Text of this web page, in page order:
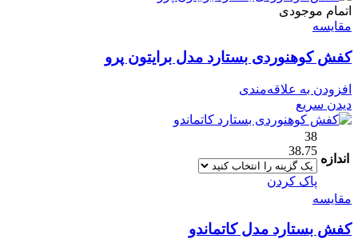
اتمام موجودی
مقایسه
کفش کوهنوردی بستارد مدل برایتون پرو
افزودن به علاقه‌مندی
دیدن سریع
اندازه
38
38.75
پاک کردن
مقایسه
کفش بستارد مدل کاتماندو